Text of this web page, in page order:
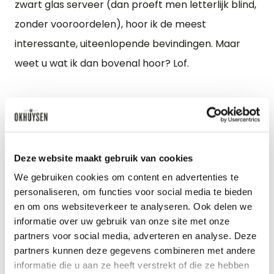
Deze website maakt gebruik van cookies
We gebruiken cookies om content en advertenties te
personaliseren, om functies voor social media te bieden
en om ons websiteverkeer te analyseren. Ook delen we
informatie over uw gebruik van onze site met onze
partners voor social media, adverteren en analyse. Deze
partners kunnen deze gegevens combineren met andere
informatie die u aan ze heeft verstrekt of die ze hebben
zwart glas serveer (dan proeft men letterlijk blind,
zonder vooroordelen), hoor ik de meest
interessante, uiteenlopende bevindingen. Maar
weet u wat ik dan bovenal hoor? Lof.
wijn, uiteenlopend in kleur en smaak. Het is een
verdiepen was ik schuldig aan vrijwel alle
misconcepties waarmee ik dit stuk opende. Maar
hoe meer ik leer over wijn, hoe minder ik in
absoluten spreek. Door meer te proeven ontdek je
dat er meer is dan je dacht, en dat je ontdekking
van de wijnwereld nooit ophoudt. Nu drink ik het